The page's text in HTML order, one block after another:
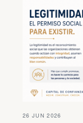
26 JUN 2026